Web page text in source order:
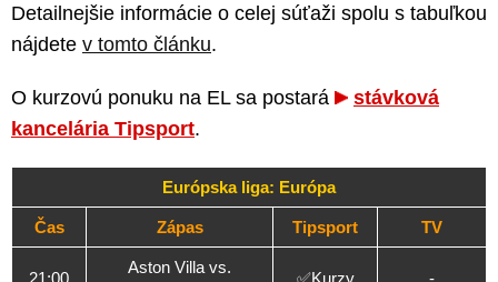
Detailnejšie informácie o celej súťaži spolu s tabuľkou
nájdete v tomto článku.
O kurzovú ponuku na EL sa postará
stávková
kancelária Tipsport.
Európska liga: Európa
Čas Zápas Tipsport TV
21:00
Aston Villa vs.
✅Kurzy -